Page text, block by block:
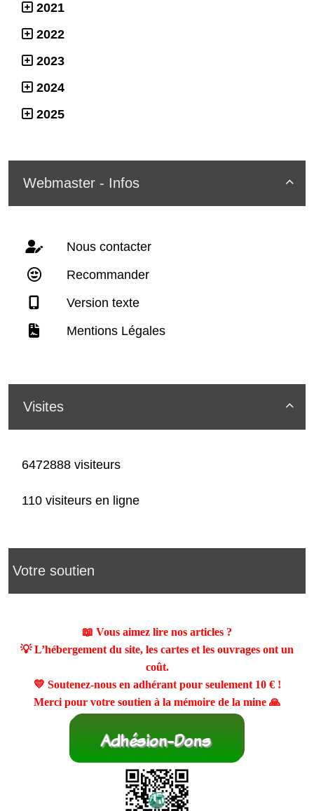
2021
2022
2023
2024
2025

Webmaster - Infos
Nous contacter
Recommander
Version texte
Mentions Légales

Visites
6472888 visiteurs
110 visiteurs en ligne
Votre soutien
📖 Vous aimez lire nos articles ?
💡 L’hébergement du site, les cartes et les ouvrages ont un
coût.
💛 Soutenez-nous en adhérant pour seulement 10 €!
Merci pour votre soutien à la mémoire de la mine 🙏